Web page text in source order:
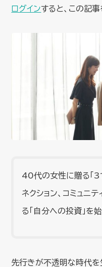
ログインすると、この記事
40代の女性に贈る「3
ネクション、コミュニ
る「自分への投資」を始
先行きが不透明な時代を